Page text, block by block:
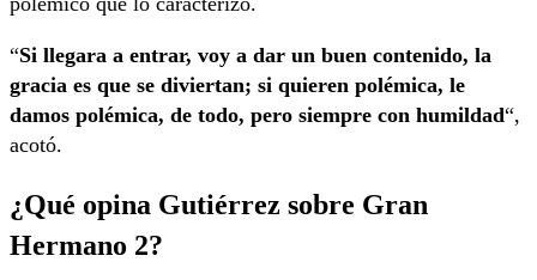
“Si llegara a entrar, voy a dar un buen contenido, la
gracia es que se diviertan; si quieren polémica, le
damos polémica, de todo, pero siempre con humildad“,
acotó.
¿Qué opina Gutiérrez sobre Gran
Hermano 2?